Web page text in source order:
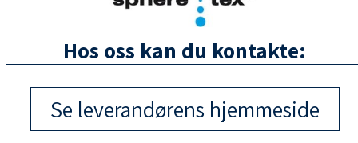
Hos oss kan du kontakte:
Se leverandørens hjemmeside